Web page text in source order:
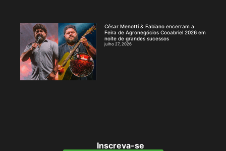
César Menotti & Fabiano encerram a
Feira de Agronegócios Cooabriel 2026 em
noite de grandes sucessos
julho 27, 2026
Inscreva-se